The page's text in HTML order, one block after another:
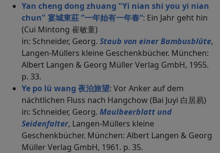
Yan cheng dong zhuang "Yi nian shi you yi nian
chun" 宴城東莊 ”一年始有一年春“: Ein Jahr geht hin
(Cui Mintong 崔敏童)
in: Schneider, Georg. Staub von einer Bambusblüte,
Langen-Müllers kleine Geschenkbücher. München:
Albert Langen & Georg Müller Verlag GmbH, 1955.
p. 33.
Ye po lü wang 夜泊旅望: Vor Anker auf dem
nächtlichen Fluss nach Hangchow (Bai Juyi 白居易)
in: Schneider, Georg. Maulbeerblatt und
Seidenfalter, Langen-Müllers kleine
Geschenkbücher. München: Albert Langen & Georg
Müller Verlag GmbH, 1961. p. 35.